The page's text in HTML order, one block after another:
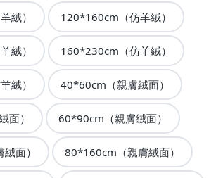
絨） 120*160cm（仿羊絨）
絨） 160*230cm（仿羊絨）
絨） 40*60cm（親膚絨面）
面） 60*90cm（親膚絨面）
面） 80*160cm（親膚絨面）